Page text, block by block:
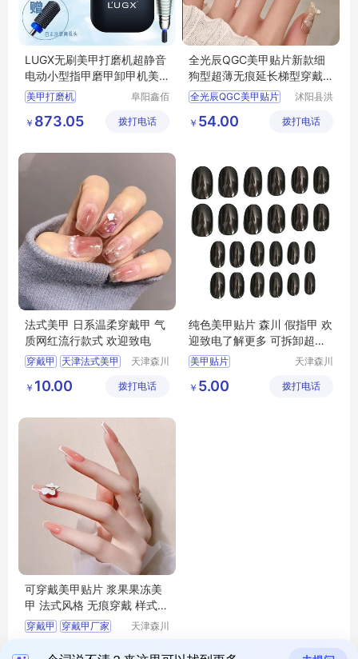
LUGX无刷美甲打磨机超静音
电动小型指甲磨甲卸甲机美
甲店
美甲打磨机
打磨机
卸甲机
阜阳鑫佰
限公司
￥ 873.05 拨打电话
全光辰QGC美甲贴片新款细
狗型超薄无痕延长梯型穿戴
式透明磨砂专用
全光辰QGC美甲贴片
QGC美甲贴片
沭阳县洪
￥ 54.00 拨打电话
法式美甲 日系温柔穿戴甲 气
质网红流行款式 欢迎致电
穿戴甲
天津法式美甲
美甲贴片厂家
天津森川
限公司
￥ 10.00 拨打电话
纯色美甲贴片 森川 假指甲 欢
迎致电了解更多 可拆卸超薄
粉胶果冻胶贴
美甲贴片
天津假指甲
天津森川
限公司
￥ 5.00 拨打电话
可穿戴美甲贴片 浆果果冻美
甲 法式风格 无痕穿戴 样式齐
全
穿戴甲
穿戴甲厂家
假指甲厂家
天津森川
限公司
￥ 8.00 拨打电话